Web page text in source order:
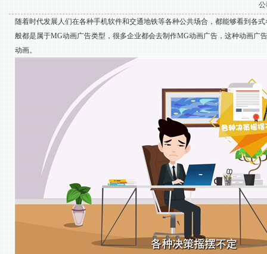
公
随着时代发展人们在各种手机软件和交通地铁等各种公共场合，都能够看到各
般都是属于MG动画广告类型，很多企业都会去制作MG动画广告，这种动画
动画。